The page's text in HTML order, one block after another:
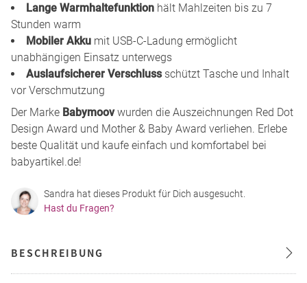
Lange Warmhaltefunktion hält Mahlzeiten bis zu 7
Stunden warm
Mobiler Akku mit USB-C-Ladung ermöglicht
unabhängigen Einsatz unterwegs
Auslaufsicherer Verschlussschützt Tasche und Inhalt
vor Verschmutzung
Der Marke Babymoovwurden die Auszeichnungen Red Dot
Design Award und Mother & Baby Award verliehen. Erlebe
beste Qualität und kaufe einfach und komfortabel bei
babyartikel.de!
Sandra hat dieses Produkt für Dich ausgesucht.
Hast du Fragen?
BESCHREIBUNG